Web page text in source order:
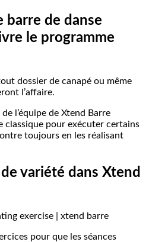
barre de danse
le programme
dossier de canapé ou même
l’affaire.
l’équipe de Xtend Barre
classique pour exécuter certains
toujours en les réalisant
variété dans Xtend
pour que les séances